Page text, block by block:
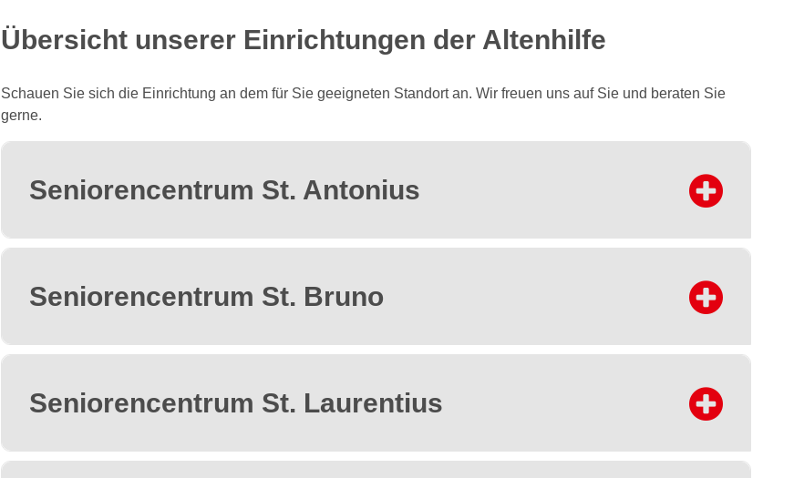
Übersicht unserer Einrichtungen der Altenhilfe
Schauen Sie sich die Einrichtung an dem für Sie geeigneten Standort an. Wir freuen uns auf Sie und beraten Sie
gerne.
Seniorencentrum St. Antonius
Seniorencentrum St. Bruno
Seniorencentrum St. Laurentius